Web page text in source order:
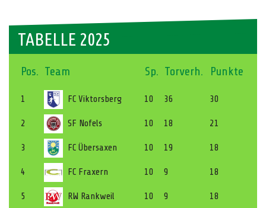
TABELLE 2025
Pos. Team Sp. Torverh. Punkte
1 FC Viktorsberg 10 36 30
2 SF Nofels 10 18 21
3 FC Übersaxen 10 19 18
4 FC Fraxern 10 9 18
5 RW Rankweil 10 9 18